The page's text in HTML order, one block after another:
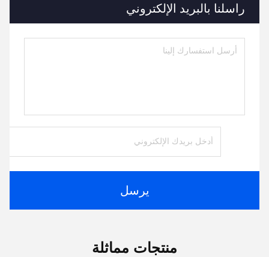
راسلنا بالبريد الإلكتروني
يرسل
منتجات مماثلة